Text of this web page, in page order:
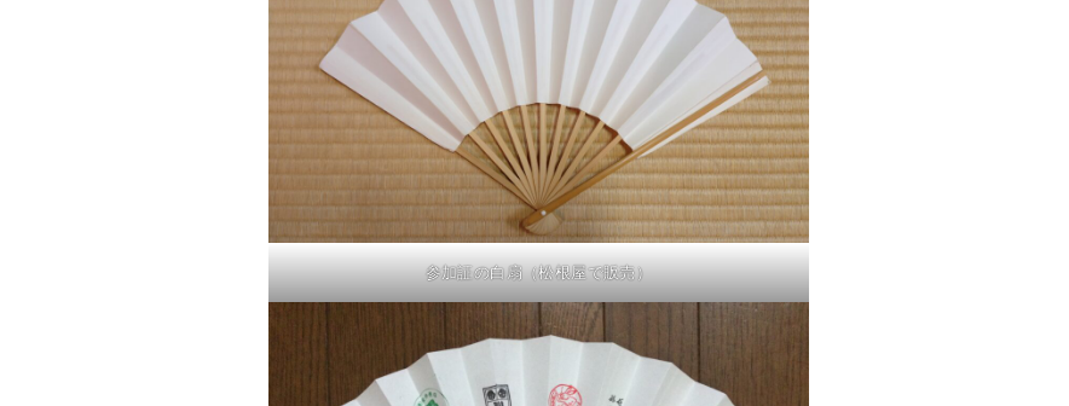
参加証の白扇（松根屋で販売）